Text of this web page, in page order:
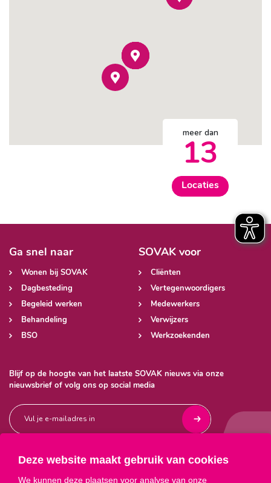
Deze website maakt gebruik van cookies
We kunnen deze plaatsen voor analyse van onze
meer dan
13
Locaties
Blijf op de hoogte van het laatste SOVAK nieuws via onze
nieuwsbrief of volg ons op social media
  
Ga snel naar
Wonen bij SOVAK
Dagbesteding
Begeleid werken
Behandeling
BSO
SOVAK voor
Cliënten
Vertegenwoordigers
Medewerkers
Verwijzers
Werkzoekenden